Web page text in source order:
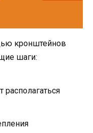
кронштейнов
шаги:
располагаться